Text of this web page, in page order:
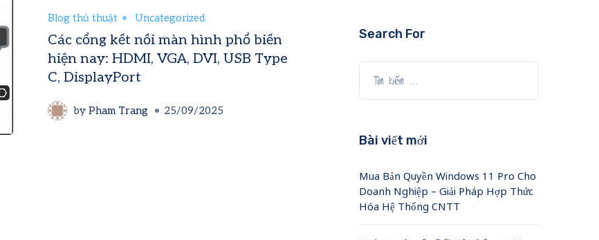
Blog thủ thuật Uncategorized
Các cổng kết nối màn hình phổ biến
hiện nay: HDMI, VGA, DVI, USB Type
C, DisplayPort
by Pham Trang 25/09/2025
Search For
Bài viết mới
Mua Bản Quyền Windows 11 Pro Cho
Doanh Nghiệp – Giải Pháp Hợp Thức
Hóa Hệ Thống CNTT